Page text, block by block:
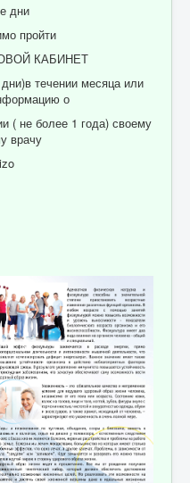
дни
пройти
КАБИНЕТ
течении месяца или
о
( не более 1 года) своему
врачу